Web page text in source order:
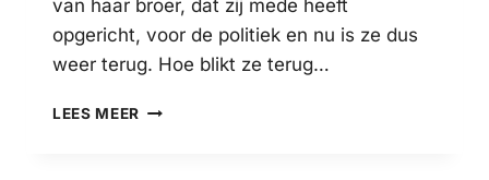
van haar broer, dat zij mede heeft
opgericht, voor de politiek en nu is ze dus
weer terug. Hoe blikt ze terug…
LEES MEER VOORMALIG